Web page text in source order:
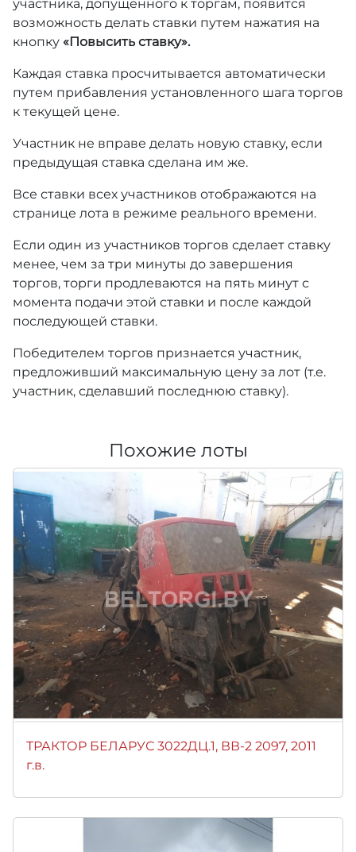
участника, допущенного к торгам, появится
возможность делать ставки путем нажатия на
кнопку «Повысить ставку».
Каждая ставка просчитывается автоматически
путем прибавления установленного шага торгов
к текущей цене.
Участник не вправе делать новую ставку, если
предыдущая ставка сделана им же.
Все ставки всех участников отображаются на
странице лота в режиме реального времени.
Если один из участников торгов сделает ставку
менее, чем за три минуты до завершения
торгов, торги продлеваются на пять минут с
момента подачи этой ставки и после каждой
последующей ставки.
Победителем торгов признается участник,
предложивший максимальную цену за лот (т.е.
участник, сделавший последнюю ставку).
Похожие лоты
ТРАКТОР БЕЛАРУС 3022ДЦ.1, ВВ-2 2097, 2011
г.в.